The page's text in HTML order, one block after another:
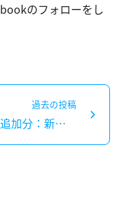
のフォローをし
過去の投稿
【千代田区民限定】追加分：新型コロナウイルス 3回目ワクチン接種予約受付開始のお知らせ